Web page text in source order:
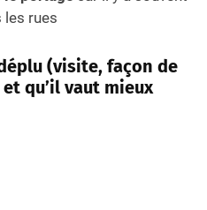
les rues
(visite, façon de
qu’il vaut mieux